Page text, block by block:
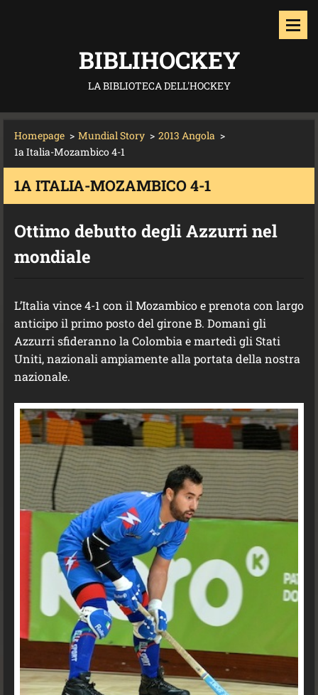
BIBLIHOCKEY
LA BIBLIOTECA DELL'HOCKEY
Homepage > Mundial Story > 2013 Angola >
1a Italia-Mozambico 4-1
1A ITALIA-MOZAMBICO 4-1
Ottimo debutto degli Azzurri nel
mondiale
L’Italia vince 4-1 con il Mozambico e prenota con largo
anticipo il primo posto del girone B. Domani gli
Azzurri sfideranno la Colombia e martedì gli Stati
Uniti, nazionali ampiamente alla portata della nostra
nazionale.